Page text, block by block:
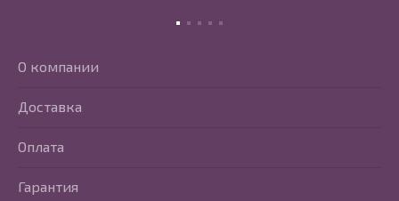
О компании
Доставка
Оплата
Гарантия